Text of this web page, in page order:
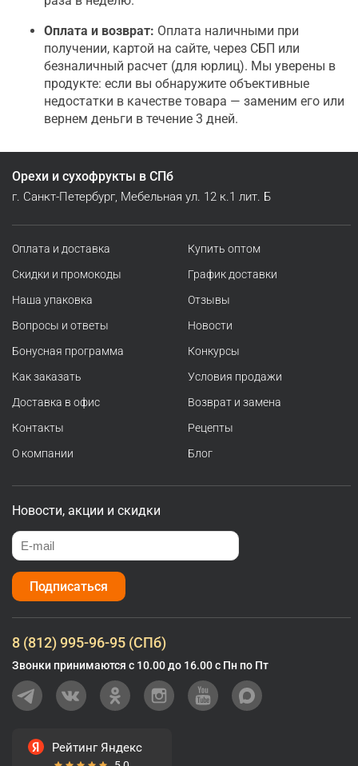
Оплата и возврат: Оплата наличными при
получении, картой на сайте, через СБП или
безналичный расчет (для юрлиц). Мы уверены в
продукте: если вы обнаружите объективные
недостатки в качестве товара — заменим его или
вернем деньги в течение 3 дней.
Орехи и сухофрукты в СПб
г. Санкт-Петербург, Мебельная ул. 12 к.1 лит. Б
Оплата и доставка
Скидки и промокоды
Наша упаковка
Вопросы и ответы
Бонусная программа
Как заказать
Доставка в офис
Контакты
О компании
Купить оптом
График доставки
Отзывы
Новости
Конкурсы
Условия продажи
Возврат и замена
Рецепты
Блог
Новости, акции и скидки
Подписаться
8 (812) 995-96-95 (СПб)
Звонки принимаются с 10.00 до 16.00 с Пн по Пт
Рейтинг Яндекс